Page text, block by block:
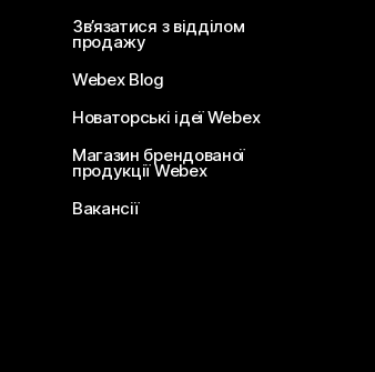
Зв’язатися з відділом
продажу
Webex Blog
Новаторські ідеї Webex
Магазин брендованої
продукції Webex
Вакансії